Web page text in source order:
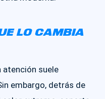
LO CAMBIA
atención suele
embargo, detrás de